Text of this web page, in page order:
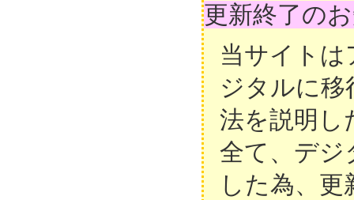
更新終了の
当サイト
ジタルに移
法を説明し
全て、デジ
した為、